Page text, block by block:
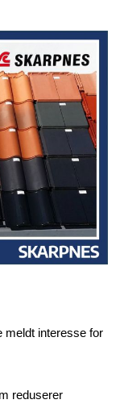
meldt interesse for
reduserer